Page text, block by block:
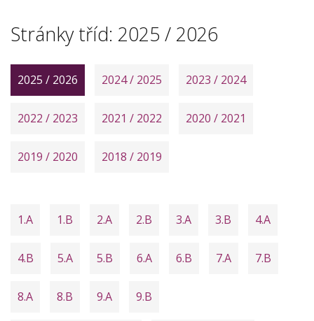
Stránky tříd: 2025 / 2026
2025 / 2026 2024 / 2025 2023 / 2024
2022 / 2023 2021 / 2022 2020 / 2021
2019 / 2020 2018 / 2019
1.A 1.B 2.A 2.B 3.A 3.B 4.A
4.B 5.A 5.B 6.A 6.B 7.A 7.B
8.A 8.B 9.A 9.B